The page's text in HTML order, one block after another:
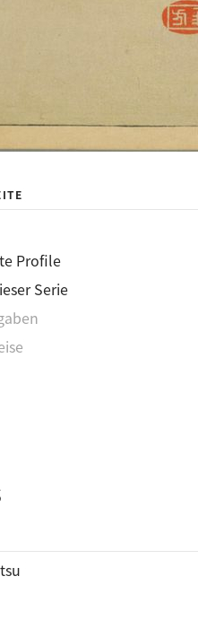
Profile
Serie